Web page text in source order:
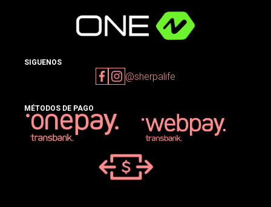
SIGUENOS
@sherpalife
MÉTODOS DE PAGO